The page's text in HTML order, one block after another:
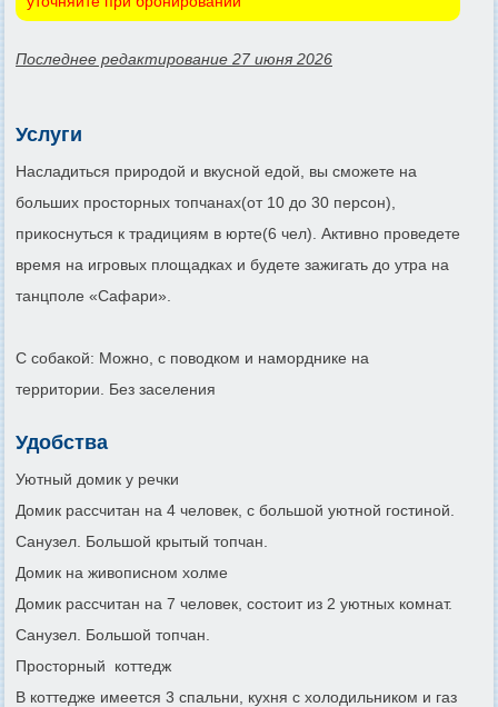
Последнее редактирование 27 июня 2026
Услуги
Насладиться природой и вкусной едой, вы сможете на
больших просторных топчанах(от 10 до 30 персон),
прикоснуться к традициям в юрте(6 чел). Активно проведете
время на игровых площадках и будете зажигать до утра на
танцполе «Сафари».
С собакой: Можно, с поводком и наморднике на
территории. Без заселения
Удобства
Уютный домик у речки
Домик рассчитан на 4 человек, с большой уютной гостиной.
Санузел. Большой крытый топчан.
Домик на живописном холме
Домик рассчитан на 7 человек, состоит из 2 уютных комнат.
Санузел. Большой топчан.
Просторный коттедж
В коттедже имеется 3 спальни, кухня с холодильником и газ